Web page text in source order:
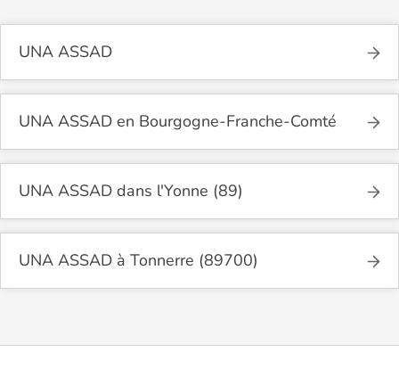
UNA ASSAD
UNA ASSAD en Bourgogne-Franche-Comté
UNA ASSAD dans l'Yonne (89)
UNA ASSAD à Tonnerre (89700)